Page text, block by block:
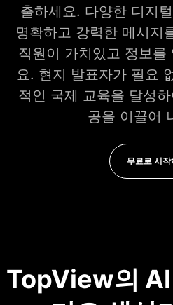
출하세요. 다양한 디지
명확하고 강력한 메시지
직원이 가치있고 정보를
요. 현지 발표자가 필요
적인 국제 교육을 달성
공을 이끌어
무료로 시작
TopView의 AI